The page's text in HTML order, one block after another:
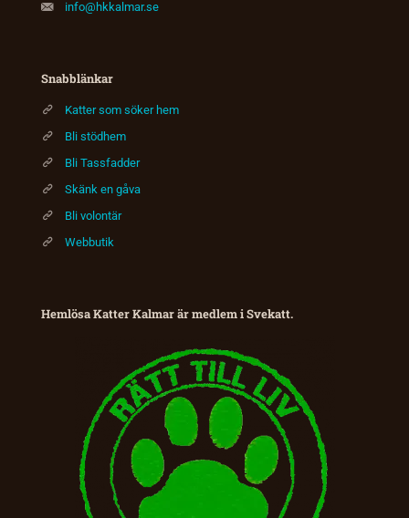
info@hkkalmar.se
Snabblänkar
Katter som söker hem
Bli stödhem
Bli Tassfadder
Skänk en gåva
Bli volontär
Webbutik
Hemlösa Katter Kalmar är medlem i Svekatt.